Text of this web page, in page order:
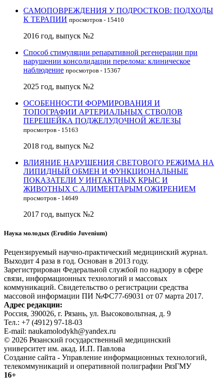
САМОПОВРЕЖДЕНИЯ У ПОДРОСТКОВ: ПОДХОДЫ
К ТЕРАПИИ просмотров - 15410
2016 год, выпуск №2
Способ стимуляции репаративной регенерации при
нарушении консолидации перелома: клиническое
наблюдение просмотров - 15367
2025 год, выпуск №2
ОСОБЕННОСТИ ФОРМИРОВАНИЯ И
ТОПОГРАФИИ АРТЕРИАЛЬНЫХ СТВОЛОВ
ПЕРЕШЕЙКА ПОДЖЕЛУДОЧНОЙ ЖЕЛЕЗЫ
просмотров - 15163
2018 год, выпуск №2
ВЛИЯНИЕ НАРУШЕНИЯ СВЕТОВОГО РЕЖИМА НА
ЛИПИДНЫЙ ОБМЕН И ФУНКЦИОНАЛЬНЫЕ
ПОКАЗАТЕЛИ У ИНТАКТНЫХ КРЫС И
ЖИВОТНЫХ С АЛИМЕНТАРЫМ ОЖИРЕНИЕМ
просмотров - 14649
2017 год, выпуск №2
Наука молодых (Eruditio Juvenium)
Рецензируемый научно-практический медицинский журнал.
Выходит 4 раза в год. Основан в 2013 году.
Зарегистрирован Федеральной службой по надзору в сфере
связи, информационных технологий и массовых
коммуникаций. Свидетельство о регистрации средства
массовой информации ПИ №ФС77-69031 от 07 марта 2017.
Адрес редакции:
Россия, 390026, г. Рязань, ул. Высоковольтная, д. 9
Тел.: +7 (4912) 97-18-03
E-mail: naukamolodykh@yandex.ru
© 2026 Рязанский государственный медицинский
университет им. акад. И.П. Павлова
Создание сайта - Управление информационных технологий,
телекоммуникаций и оперативной полиграфии РязГМУ
16+